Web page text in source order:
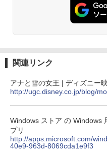
￥99
1冊で
ェクト
￥1,600
持続バ
ブラッ
￥
イ、色
テリー
￥
New
関連リンク
アナと雪の女王 | ディズニー
http://ugc.disney.co.jp/blog/
Windows ストア の Windows
プリ
http://apps.microsoft.com/
40e9-963d-8069cda1e9f3